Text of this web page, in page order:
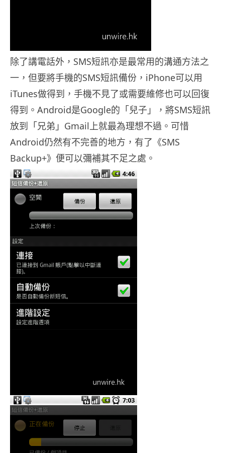
除了講電話外，SMS短訊亦是最常用的溝通方法之
一，但要將手機的SMS短訊備份，iPhone可以用
iTunes做得到，手機不見了或需要維修也可以回復
得到。Android是Google的「兒子」，將SMS短訊
放到「兄弟」Gmail上就最為理想不過。可惜
Android仍然有不完善的地方，有了《SMS
Backup+》便可以彌補其不足之處。